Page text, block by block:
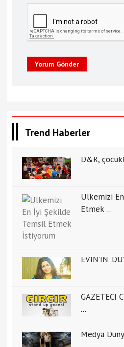
Yorum Gönder
Trend Haberler
D&R,
Ülkemizi
Etmek ...
EVİN’İN
GAZETECİ
...
Medya